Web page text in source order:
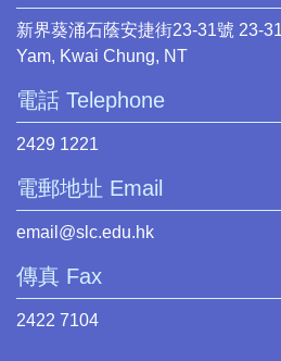
新界葵涌石蔭安捷街23-31號 23-
Yam, Kwai Chung, NT
電話 Telephone
2429 1221
電郵地址 Email
email@slc.edu.hk
傳真 Fax
2422 7104